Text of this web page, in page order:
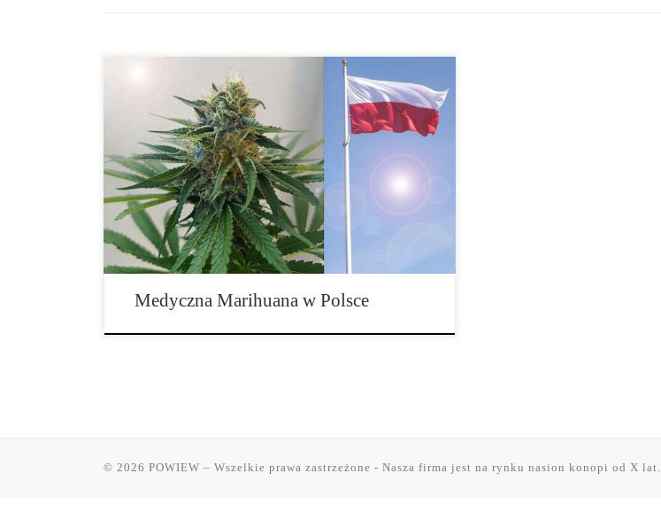
Marihuana to roślina, która od lat w opinii publicznej budzi
[…]
Medyczna Marihuana w Polsce
© 2026 POWIEW – Wszelkie prawa zastrzeżone - Nasza firma jest na rynku nasion konopi od X lat.